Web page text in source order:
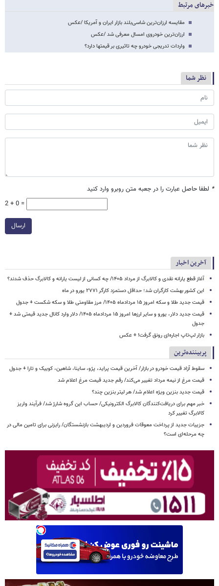
خبرهای مرتبط
مقایسه ارزان‌ترین شاسی‌بلند بازار ایران و آمریکا /عکس
ارزان‌ترین خودروی امسال معرفی شد /عکس
واردات تدریجی خودرو چه تاثیری بر قیمتها دارد؟
نظر شما
* لطفا حاصل عبارت را در جعبه متن روبرو وارد کنید
2 + 0 =
ارسال
آخرین اخبار
آغاز قطع یارانه نقدی و کالابرگ از مرداد ۱۴۰۵/ چه کسانی از لیست یارانه و کالابرگ حذف شدند؟
این کشور بهشت کارگران شد؛ حداقل دستمزد کارگر ۲۷۷۱ یورو در ماه
قیمت جدید طلا و سکه امروز ۱۵ مردادماه ۱۴۰۵/ مرز مقاومتی طلا و سکه شکست + جدول
قیمت جدید دلار، یورو و سایر ارزها امروز ۱۵ مردادماه ۱۴۰۵/ دلار وارد کانال جدید قیمتی شد +
جدول
بازار لپ‌تاپ اجاره‌ای رونق گرفت! + عکس
پربیننده‌ترین
سقوط آزاد قیمت خودرو در بازار/ آخرین قیمت پراید، پژو، ساینا، شاهین، کوییک و تارا + جدول
قیمت مرغ از نیمه مرداد تغییر می‌کند/ رقم جدید قیمت مرغ اعلام شد
قیمت جدید بنزین ویژه اعلام شد/ هر لیتر بنزین چند؟
خبر مهم برای دریافت‌کنندگان کالابرگ الکترونیکی/ حساب این گروه شارژ شد/ فرآیند واریز
کالابرگ تغییر کرد
جزییات جدید از پرداخت معوقات فروردین و اردیبهشت بازنشستگان/ رایزنی برای تامین مالی در
چه مرحله‌ای است؟